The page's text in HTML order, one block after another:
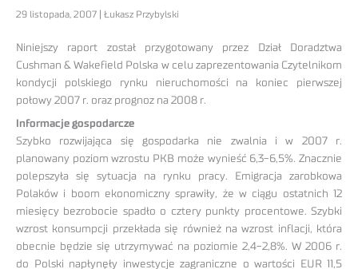
29 listopada, 2007 | Łukasz Przybylski
Niniejszy raport został przygotowany przez Dział Doradztwa
Cushman & Wakefield Polska w celu zaprezentowania Czytelnikom
kondycji polskiego rynku nieruchomości na koniec pierwszej
połowy 2007 r. oraz prognoz na 2008 r.
Informacje gospodarcze
Szybko rozwijająca się gospodarka nie zwalnia i w 2007 r.
planowany poziom wzrostu PKB może wynieść 6,3-6,5%. Znacznie
polepszyła się sytuacja na rynku pracy. Emigracja zarobkowa
Polaków i boom ekonomiczny sprawiły, że w ciągu ostatnich 12
miesięcy bezrobocie spadło o cztery punkty procentowe. Szybki
wzrost konsumpcji przekłada się również na wzrost inflacji, która
obecnie będzie się utrzymywać na poziomie 2,4-2,8%. W 2006 r.
do Polski napłynęły inwestycje zagraniczne o wartości EUR 11,5